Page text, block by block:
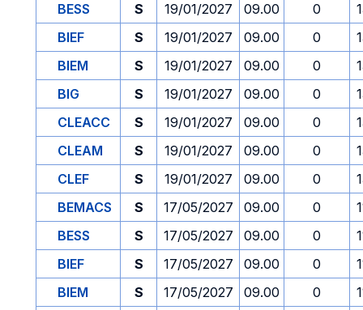
BESS
S 19/01/2027 09.00 0
BIEF
S 19/01/2027 09.00 0
BIEM
S 19/01/2027 09.00 0
BIG
S 19/01/2027 09.00 0
CLEACC
S 19/01/2027 09.00 0
CLEAM
S 19/01/2027 09.00 0
CLEF
S 19/01/2027 09.00 0
BEMACS
S 17/05/2027 09.00 0
BESS
S 17/05/2027 09.00 0
BIEF
S 17/05/2027 09.00 0
BIEM
S 17/05/2027 09.00 0